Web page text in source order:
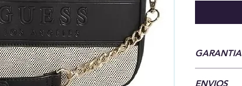
GARANTIA
ENVIOS